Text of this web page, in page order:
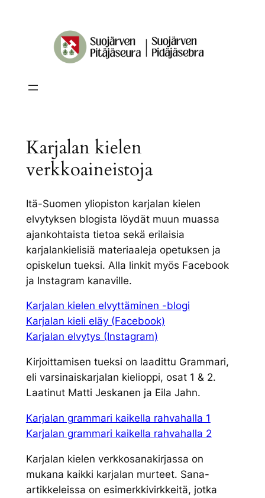
Karjalan kielen
verkkoaineistoja
Itä-Suomen yliopiston karjalan kielen
elvytyksen blogista löydät muun muassa
ajankohtaista tietoa sekä erilaisia
karjalankielisiä materiaaleja opetuksen ja
opiskelun tueksi. Alla linkit myös Facebook
ja Instagram kanaville.
Karjalan kielen elvyttäminen -blogi
Karjalan kieli eläy (Facebook)
Karjalan elvytys (Instagram)
Kirjoittamisen tueksi on laadittu Grammari,
eli varsinaiskarjalan kielioppi, osat 1 & 2.
Laatinut Matti Jeskanen ja Eila Jahn.
Karjalan grammari kaikella rahvahalla 1
Karjalan grammari kaikella rahvahalla 2
Karjalan kielen verkkosanakirjassa on
mukana kaikki karjalan murteet. Sana-
artikkeleissa on esimerkkivirkkeitä, jotka